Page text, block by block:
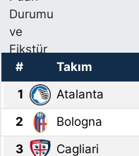
# Takım
1
Atalanta
2
Bologna
3
Cagliari
FOTO GALERİ
GÜNCEL
GÜNDEM
Tüm Manşetler
Son Dakika
Haber Arşivi